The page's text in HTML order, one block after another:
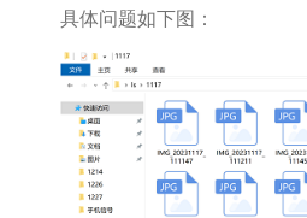
具体问题如下图：